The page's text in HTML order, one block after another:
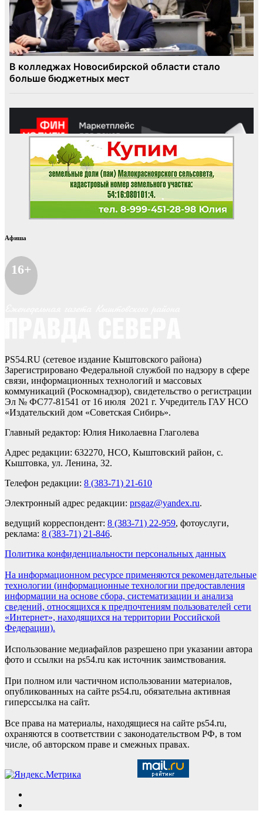
Афиша
16+
PS54.RU (сетевое издание Кыштовского района)
Зарегистрировано Федеральной службой по надзору в сфере
связи, информационных технологий и массовых
коммуникаций (Роскомнадзор), свидетельство о регистрации
Эл № ФС77-81541 от 16 июля 2021 г. Учредитель ГАУ НСО
«Издательский дом «Советская Сибирь».
Главный редактор: Юлия Николаевна Глаголева
Адрес редакции: 632270, НСО, Кыштовский район, с.
Кыштовка, ул. Ленина, 32.
Телефон редакции: 8 (383-71) 21-610
Электронный адрес редакции: prsgaz@yandex.ru.
ведущий корреспондент: 8 (383-71) 22-959, фотоуслуги,
реклама: 8 (383-71) 21-846.
Политика конфиденциальности персональных данных
На информационном ресурсе применяются рекомендательные
технологии (информационные технологии предоставления
информации на основе сбора, систематизации и анализа
сведений, относящихся к предпочтениям пользователей сети
«Интернет», находящихся на территории Российской
Федерации).
Использование медиафайлов разрешено при указании автора
фото и ссылки на ps54.ru как источник заимствования.
При полном или частичном использовании материалов,
опубликованных на сайте ps54.ru, обязательна активная
гиперссылка на сайт.
Все права на материалы, находящиеся на сайте ps54.ru,
охраняются в соответствии с законодательством РФ, в том
числе, об авторском праве и смежных правах.